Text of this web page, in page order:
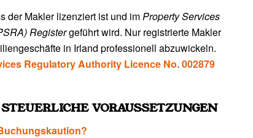
der Makler lizenziert ist und imProperty Services
Registergeführt wird. Nur registrierte Makler
in Irland professionell abzuwickeln.
Regulatory Authority Licence No. 002879
STEUERLICHE VORAUSSETZUNGEN